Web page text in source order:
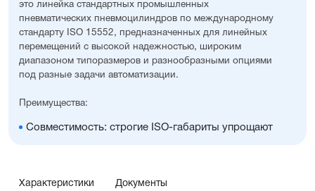
это линейка стандартных промышленных
пневматических пневмоцилиндров по международному
стандарту ISO 15552, предназначенных для линейных
перемещений с высокой надежностью, широким
диапазоном типоразмеров и разнообразными опциями
под разные задачи автоматизации.
Преимущества:
Совместимость: строгие ISO-габариты упрощают
возможность изготовления с нестандартными
Характеристики Документы